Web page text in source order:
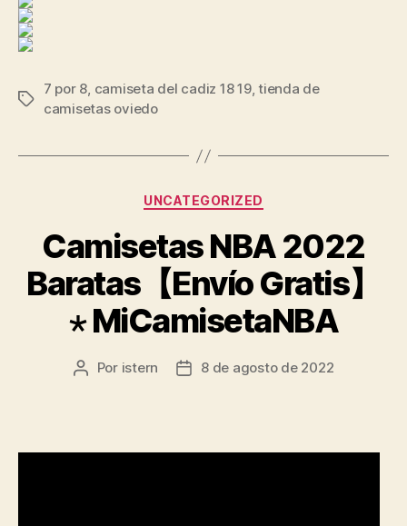
Etiquetas
7 por 8, camiseta del cadiz 18 19,tienda de
camisetas oviedo
Categorías
UNCATEGORIZED
Camisetas NBA 2022
Baratas【Envío Gratis】
⋆ MiCamisetaNBA
Autor
Por istern
Fecha8 de agosto de 2022